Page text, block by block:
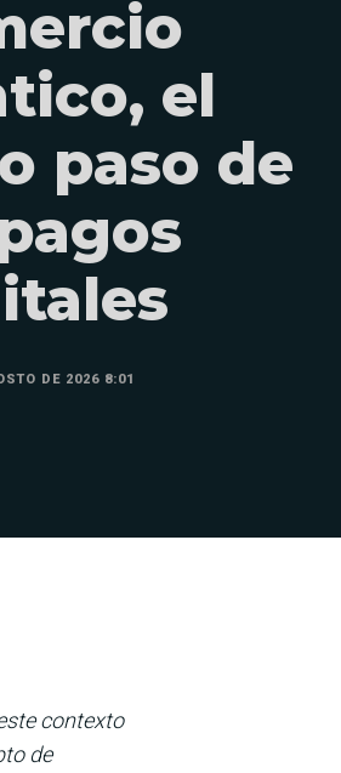
el
paso de
DE 2026 8:01
contexto
de